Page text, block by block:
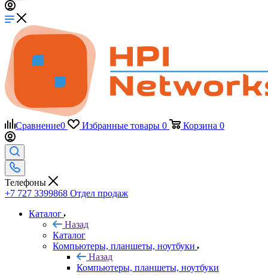
Сравнение0 Избранные товары 0 Корзина 0
Телефоны
+7 727 3399868 Отдел продаж
Каталог
Назад
Каталог
Компьютеры, планшеты, ноутбуки
Назад
Компьютеры, планшеты, ноутбуки